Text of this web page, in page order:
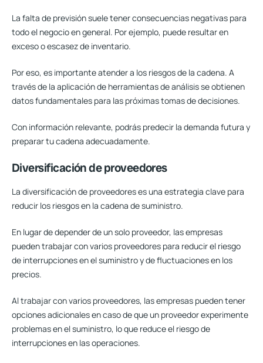
La falta de previsión suele tener consecuencias negativas para
todo el negocio en general. Por ejemplo, puede resultar en
exceso o escasez de inventario.
Por eso, es importante atender a los riesgos de la cadena. A
través de la aplicación de herramientas de análisis se obtienen
datos fundamentales para las próximas tomas de decisiones.
Con información relevante, podrás predecir la demanda futura y
preparar tu cadena adecuadamente.
Diversificación de proveedores
La diversificación de proveedores es una estrategia clave para
reducir los riesgos en la cadena de suministro.
En lugar de depender de un solo proveedor, las empresas
pueden trabajar con varios proveedores para reducir el riesgo
de interrupciones en el suministro y de fluctuaciones en los
precios.
Al trabajar con varios proveedores, las empresas pueden tener
opciones adicionales en caso de que un proveedor experimente
problemas en el suministro, lo que reduce el riesgo de
interrupciones en las operaciones.